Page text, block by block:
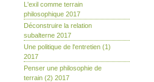
L'exil comme terrain
philosophique 2017
Déconstruire la relation
subalterne 2017
Une politique de l'entretien (1)
2017
Penser une philosophie de
terrain (2) 2017